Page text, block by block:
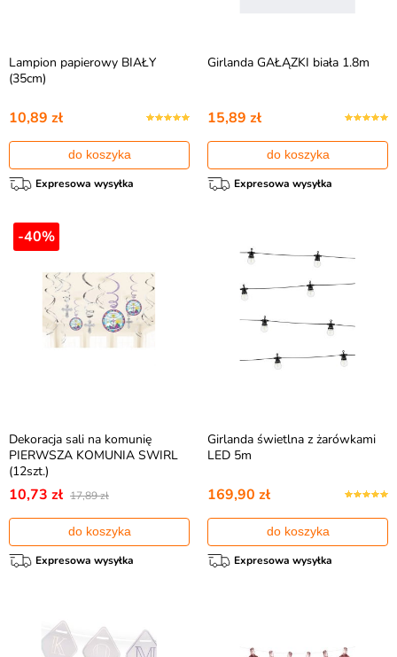
Lampion papierowy BIAŁY
(35cm)
10,89 zł
do koszyka
Expresowa wysyłka
Girlanda GAŁĄZKI biała 1.8m
15,89 zł
do koszyka
Expresowa wysyłka
-40%
Dekoracja sali na komunię
PIERWSZA KOMUNIA SWIRL
(12szt.)
10,73 zł 17,89 zł
do koszyka
Expresowa wysyłka
Girlanda świetlna z żarówkami
LED 5m
169,90 zł
do koszyka
Expresowa wysyłka